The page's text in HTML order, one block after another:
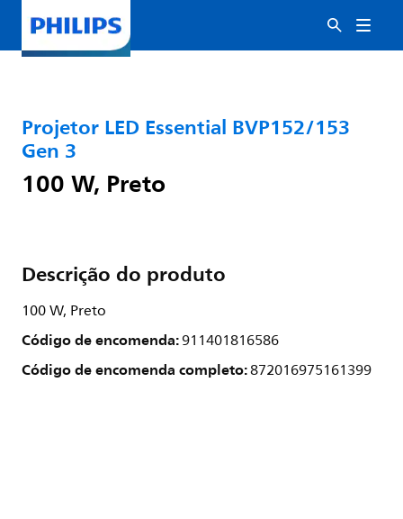
Projetor LED Essential BVP152/153
Gen 3
100 W, Preto
Descrição do produto
100 W, Preto
Código de encomenda:911401816586
Código de encomenda completo:872016975161399